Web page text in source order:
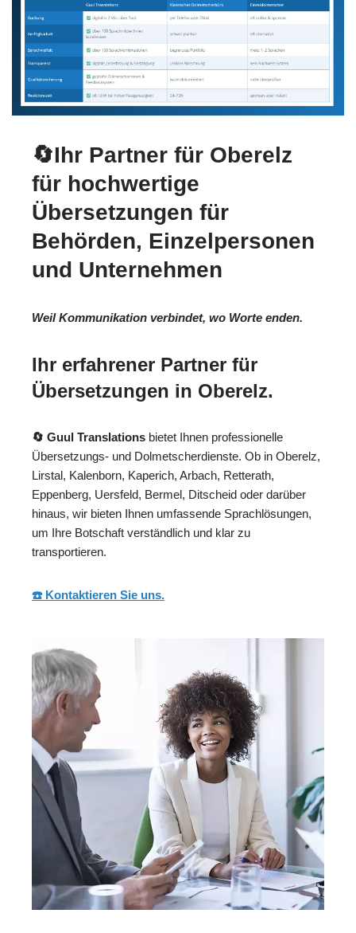
🔄Ihr Partner für Oberelz
für hochwertige
Übersetzungen für
Behörden, Einzelpersonen
und Unternehmen
Weil Kommunikation verbindet, wo Worte enden.
Ihr erfahrener Partner für
Übersetzungen in Oberelz.
🔄 Guul Translations bietet Ihnen professionelle
Übersetzungs- und Dolmetscherdienste. Ob in Oberelz,
Lirstal, Kalenborn, Kaperich, Arbach, Retterath,
Eppenberg, Uersfeld, Bermel, Ditscheid oder darüber
hinaus, wir bieten Ihnen umfassende Sprachlösungen,
um Ihre Botschaft verständlich und klar zu
transportieren.
☎️ Kontaktieren Sie uns.